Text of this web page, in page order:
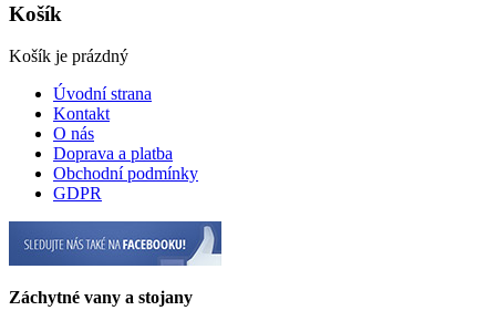
Košík
Košík je prázdný
Úvodní strana
Kontakt
O nás
Doprava a platba
Obchodní podmínky
GDPR
Záchytné vany a stojany